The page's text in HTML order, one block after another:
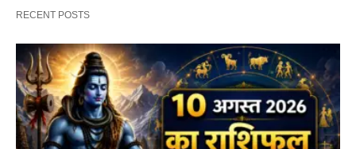
RECENT POSTS